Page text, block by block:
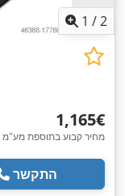
1 /2
‏1,165 ‏€
מחיר קבוע בתוספת מע"מ
התקשר